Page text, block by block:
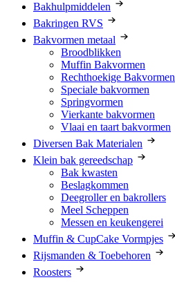
Bakhulpmiddelen
Bakringen RVS
Bakvormen metaal
Broodblikken
Muffin Bakvormen
Rechthoekige Bakvormen
Speciale bakvormen
Springvormen
Vierkante bakvormen
Vlaai en taart bakvormen
Diversen Bak Materialen
Klein bak gereedschap
Bak kwasten
Beslagkommen
Deegroller en bakrollers
Meel Scheppen
Messen en keukengerei
Muffin & CupCake Vormpjes
Rijsmanden & Toebehoren
Roosters